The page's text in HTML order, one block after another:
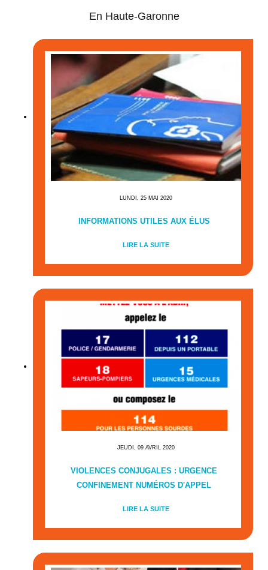
En Haute-Garonne
LUNDI, 25 MAI 2020
INFORMATIONS UTILES AUX ÉLUS
LIRE LA SUITE
JEUDI, 09 AVRIL 2020
VIOLENCES CONJUGALES : URGENCE
CONFINEMENT NUMÉROS D'APPEL
LIRE LA SUITE